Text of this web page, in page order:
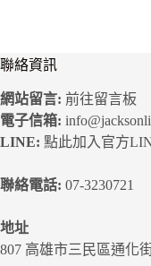
聯絡資訊
網站留言: 前往留言板
電子信箱:
LINE: 點此加入官方
聯絡電話: 07-3230721
地址
807 高雄市三民區通化